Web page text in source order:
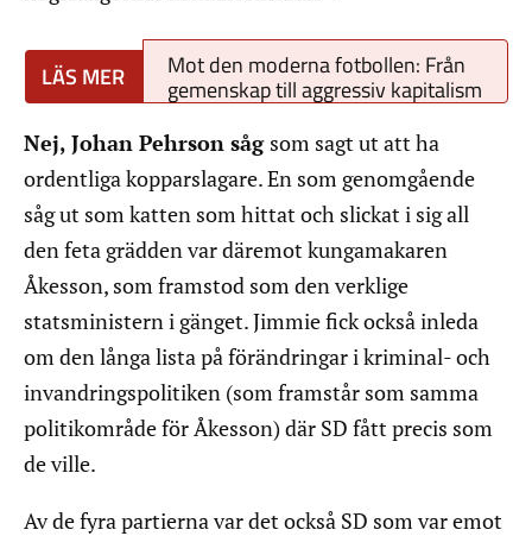
Mot den moderna fotbollen: Från
gemenskap till aggressiv kapitalism
Nej, Johan Pehrson såg som sagt ut att ha
ordentliga kopparslagare. En som genomgående
såg ut som katten som hittat och slickat i sig all
den feta grädden var däremot kungamakaren
Åkesson, som framstod som den verklige
statsministern i gänget. Jimmie fick också inleda
om den långa lista på förändringar i kriminal- och
invandringspolitiken (som framstår som samma
politikområde för Åkesson) där SD fått precis som
de ville.
Av de fyra partierna var det också SD som var emot